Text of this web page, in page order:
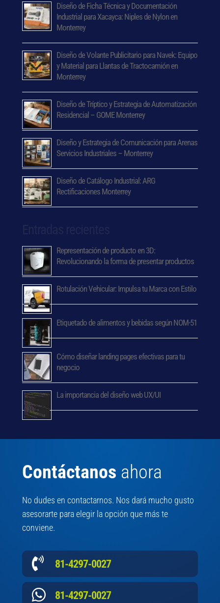
Diseño de Ficha Técnica y Documentación
Industrial para Xacayca: Niples de Nylon en
Monterrey
Diseño de Volante Publicitario para Navek: Equipo
y Material para Llantas de Tractocamión en
Monterrey
Diseño de Tríptico y Estrategia de Automatización
Residencial – GOME Monterrey
Diseño y Estrategia de Comunicación para Arenas
Servicios Industriales – Monterrey
Diseño de Catálogo Industrial: ARG
Rectificaciones Monterrey
Representación de producto en 3D:
Revolucionando la forma de presentar productos
Rotulación Vehicular: Impulsa tu Marca con Estilo
Etiquetado de alimentos y bebidas según NOM-51
Cómo diseñar landing pages efectivas para tu
negocio
La importancia del diseño web UX/UI
Contáctanos ahora
No dudes en contactarnos. Nos dará mucho gusto
asesorarte para elegir la opción que más te
conviene.
 81-4297-0027
 81-4297-0027